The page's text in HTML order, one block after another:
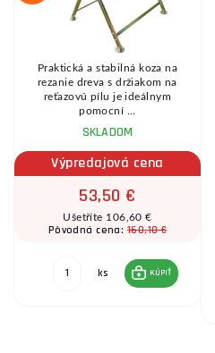
Praktická a stabilná koza na
rezanie dreva s držiakom na
reťazovú pílu je ideálnym
pomocní ...
SKLADOM
Výpredajová cena
53,50 €
Ušetříte 106,60 €
Pôvodná cena:160,10 €
ks KÚPIŤ